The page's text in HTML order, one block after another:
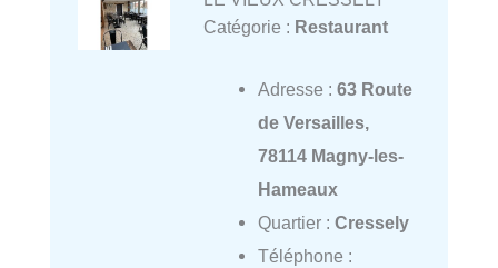
Catégorie : Restaurant
Adresse : 63 Route
de Versailles,
78114 Magny-les-
Hameaux
Quartier : Cressely
Téléphone :